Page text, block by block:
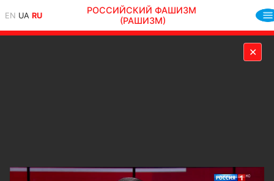
EN UA RU
РОССИЙСКИЙ ФАШИЗМ
(РАШИЗМ)
✕